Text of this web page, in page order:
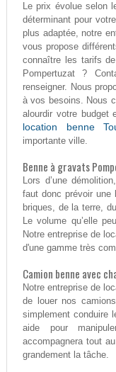
Le prix évolue selon
déterminant pour
plus adaptée, notre
vous propose
connaître les tarifs
Pompertuzat ?
renseigner. Nous
à vos besoins. Nous
alourdir votre budget
location benne
importante ville.
Benne à gravats
Lors d’une
faut donc prévoir une
briques, de la terre,
Le volume qu’elle
Notre entreprise de
d'une gamme très
Camion benne avec
Notre entreprise de
de louer nos
simplement conduire
aide pour
accompagnera tout
grandement la tâche.